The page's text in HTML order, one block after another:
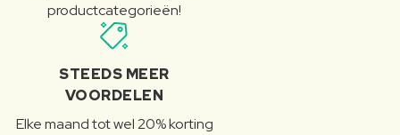
productcategorieën!
STEEDS MEER
VOORDELEN
Elke maand tot wel 20% korting